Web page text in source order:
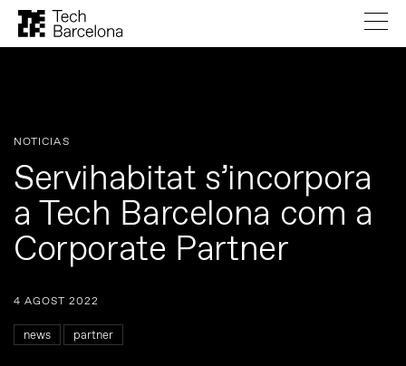
NOTICIAS
Servihabitat s’incorpora
a Tech Barcelona com a
Corporate Partner
4 AGOST 2022
news partner